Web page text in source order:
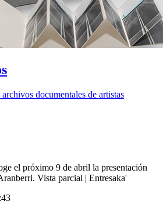
documentales de artistas
el próximo 9 de abril la presentación
Vista parcial | Entresaka'